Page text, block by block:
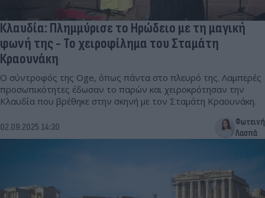
Κλαυδία: Πλημμύρισε το Ηρώδειο με τη μαγική
φωνή της - Το χειροφίλημα του Σταμάτη
Κραουνάκη
Ο σύντροφός της Oge, όπως πάντα στο πλευρό της. Λαμπερές
προσωπικότητες έδωσαν το παρών και χειροκρότησαν την
Κλαυδία που βρέθηκε στην σκηνή με τον Σταμάτη Κραουνάκη.
02.09.2025 14:30
Φωτεινή
Λασπά